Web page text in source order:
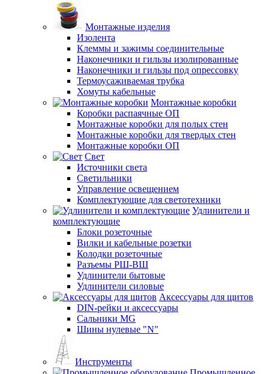
Монтажные изделия
Изолента
Клеммы и зажимы соединительные
Наконечники и гильзы изолированные
Наконечники и гильзы под опрессовку
Термоусаживаемая трубка
Хомуты кабельные
Монтажные коробки
Коробки распаячные ОП
Монтажные коробки для полых стен
Монтажные коробки для твердых стен
Монтажные коробки ОП
Свет
Источники света
Светильники
Управление освещением
Комплектующие для светотехники
Удлинители и
комплектующие
Блоки розеточные
Вилки и кабельные розетки
Колодки розеточные
Разъемы РШ-ВШ
Удлинители бытовые
Удлинители силовые
Аксессуары для щитов
DIN-рейки и аксессуары
Сальники MG
Шины нулевые "N"
Инструменты